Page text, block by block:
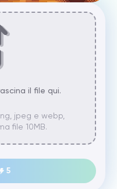
il file qui.
jpeg e webp,
file 10MB.
5